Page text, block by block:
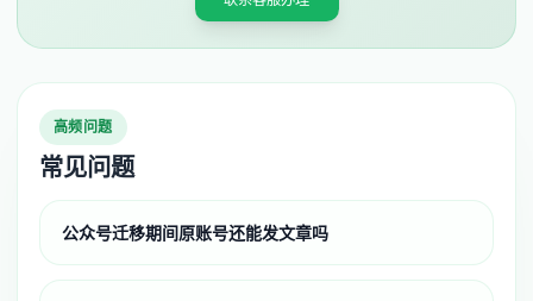
高频问题
常见问题
公众号迁移期间原账号还能发文章吗